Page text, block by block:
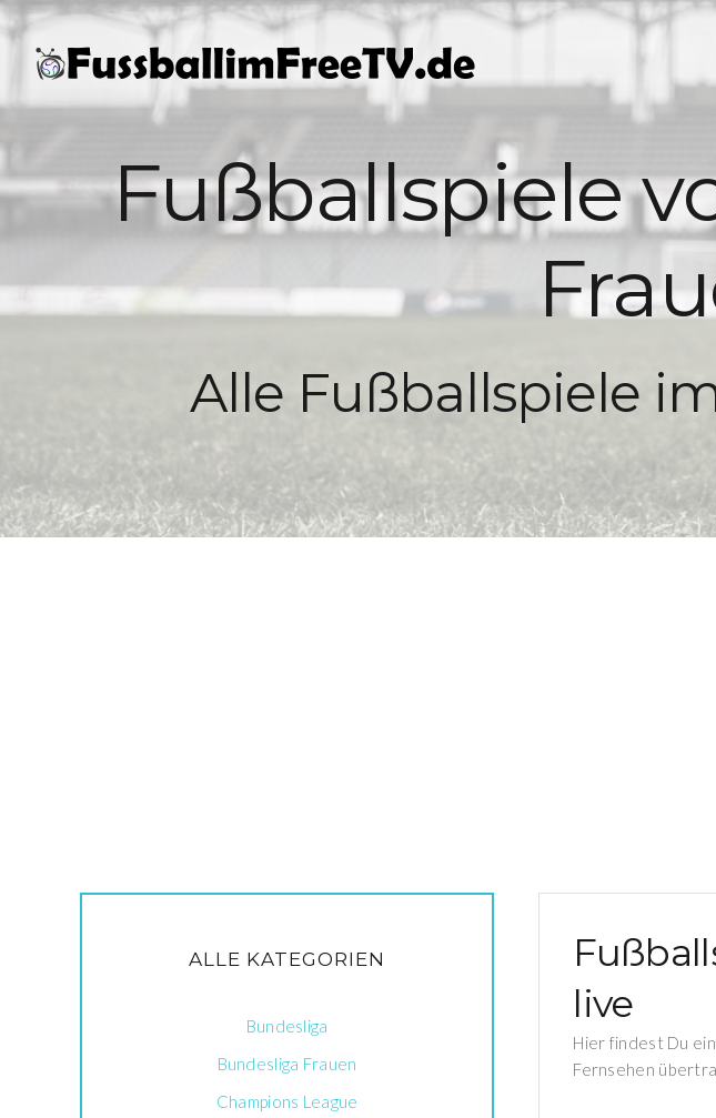
Fußballspiele
Alle Fußballspiele
ALLE KATEGORIEN
Bundesliga
Bundesliga Frauen
Champions League
live
Hier findest Du
Fernsehen